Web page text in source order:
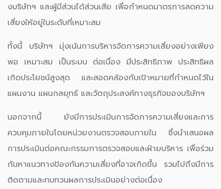
งบริษัทฯ และผู้มีส่วนได้ส่วนเสีย เพื่อกำหนดมาตรการลดความ
เสี่ยงให้อยู่ในระดับที่เหมาะสม
ทั้งนี้ บริษัทฯ มุ่งเน้นการบริหารจัดการความเสี่ยงอย่างเพียง
พอ เหมาะสม เป็นระบบ ต่อเนื่อง มีประสิทธิภาพ ประสิทธิผล
เกิดประโยชน์สูงสุด และสอดคล้องกับเป้าหมายที่กำหนดไว้ใน
แผนงาน แผนกลยุทธ์ และวัตถุประสงค์ทางธุรกิจของบริษัทฯ
นอกจากนี้ ยังมีการประเมินการจัดการความเสี่ยงและการ
ควบคุมภายในโดยหน่วยงานตรวจสอบภายใน ซึ่งนำเสนอผล
การประเมินต่อคณะกรรมการตรวจสอบและฝ่ายบริหาร เพื่อร่วม
กันหาแนวทางป้องกันความเสี่ยงที่อาจเกิดขึ้น รวมไปถึงมีการ
ติดตามและทบทวนผลการประเมินอย่างต่อเนื่อง